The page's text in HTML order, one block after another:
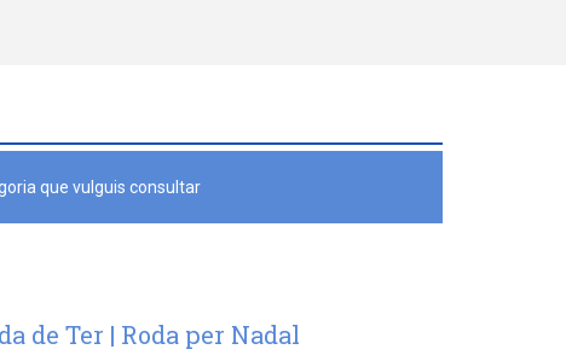
que vulguis consultar
de Ter | Roda per Nadal